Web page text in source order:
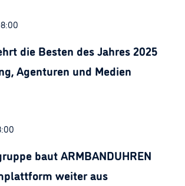
die Besten des Jahres 2025
Agenturen und Medien
baut ARMBANDUHREN
weiter aus